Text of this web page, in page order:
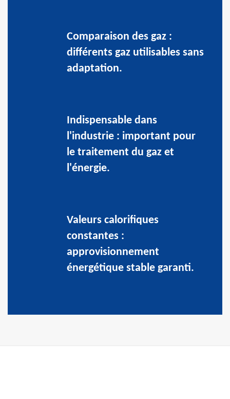
Comparaison des gaz :
différents gaz utilisables sans
adaptation.
Indispensable dans
l'industrie : important pour
le traitement du gaz et
l'énergie.
Valeurs calorifiques
constantes :
approvisionnement
énergétique stable garanti.